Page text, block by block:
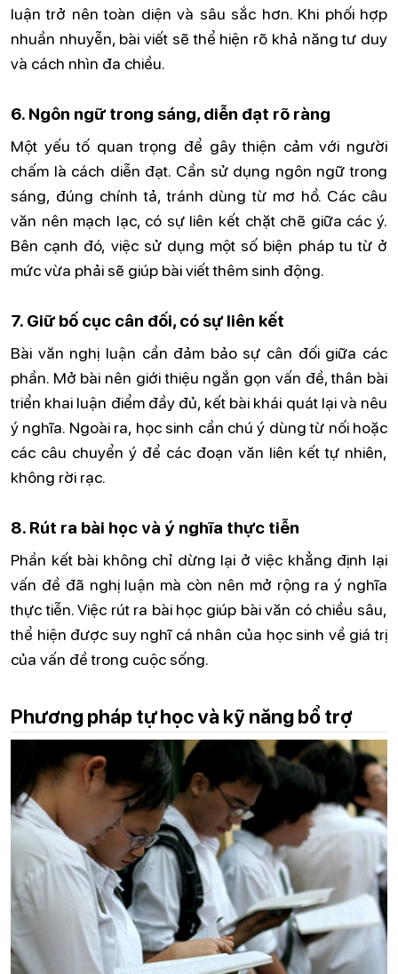
luận trở nên toàn diện và sâu sắc hơn. Khi phối hợp
nhuần nhuyễn, bài viết sẽ thể hiện rõ khả năng tư duy
và cách nhìn đa chiều.
6. Ngôn ngữ trong sáng, diễn đạt rõ ràng
Một yếu tố quan trọng để gây thiện cảm với người
chấm là cách diễn đạt. Cần sử dụng ngôn ngữ trong
sáng, đúng chính tả, tránh dùng từ mơ hồ. Các câu
văn nên mạch lạc, có sự liên kết chặt chẽ giữa các ý.
Bên cạnh đó, việc sử dụng một số biện pháp tu từ ở
mức vừa phải sẽ giúp bài viết thêm sinh động.
7. Giữ bố cục cân đối, có sự liên kết
Bài văn nghị luận cần đảm bảo sự cân đối giữa các
phần. Mở bài nên giới thiệu ngắn gọn vấn đề, thân bài
triển khai luận điểm đầy đủ, kết bài khái quát lại và nêu
ý nghĩa. Ngoài ra, học sinh cần chú ý dùng từ nối hoặc
các câu chuyển ý để các đoạn văn liên kết tự nhiên,
không rời rạc.
8. Rút ra bài học và ý nghĩa thực tiễn
Phần kết bài không chỉ dừng lại ở việc khẳng định lại
vấn đề đã nghị luận mà còn nên mở rộng ra ý nghĩa
thực tiễn. Việc rút ra bài học giúp bài văn có chiều sâu,
thể hiện được suy nghĩ cá nhân của học sinh về giá trị
của vấn đề trong cuộc sống.
Phương pháp tự học và kỹ năng bổ trợ